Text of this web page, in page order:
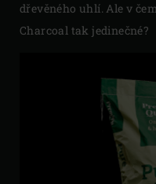
dřevěného uhlí. Ale v
Charcoal tak jedinečné?